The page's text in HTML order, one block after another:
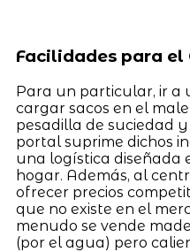
Facilidades para el
Para un particular, ir a
cargar sacos en el
pesadilla de suciedad
portal suprime dichos
una logística diseñada
hogar. Además, al
ofrecer precios
que no existe en el
menudo se vende
(por el agua) pero